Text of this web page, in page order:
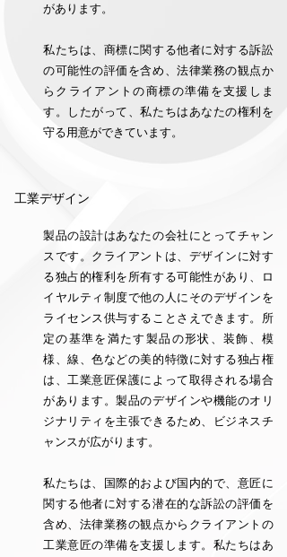
があります。
私たちは、商標に関する他者に対する訴訟
の可能性の評価を含め、法律業務の観点か
らクライアントの商標の準備を支援しま
す。したがって、私たちはあなたの権利を
守る用意ができています。
工業デザイン
製品の設計はあなたの会社にとってチャン
スです。クライアントは、デザインに対す
る独占的権利を所有する可能性があり、ロ
イヤルティ制度で他の人にそのデザインを
ライセンス供与することさえできます。所
定の基準を満たす製品の形状、装飾、模
様、線、色などの美的特徴に対する独占権
は、工業意匠保護によって取得される場合
があります。製品のデザインや機能のオリ
ジナリティを主張できるため、ビジネスチ
ャンスが広がります。
私たちは、国際的および国内的で、意匠に
関する他者に対する潜在的な訴訟の評価を
含め、法律業務の観点からクライアントの
工業意匠の準備を支援します。私たちはあ